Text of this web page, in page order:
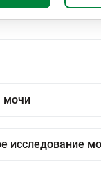
мочи